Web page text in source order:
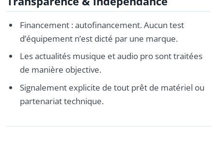
Financement : autofinancement. Aucun test
d’équipement n’est dicté par une marque.
Les actualités musique et audio pro sont traitées
de manière objective.
Signalement explicite de tout prêt de matériel ou
partenariat technique.